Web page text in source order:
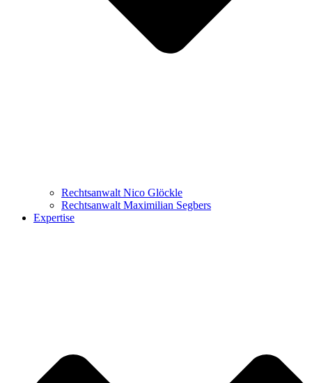
Rechtsanwalt Nico Glöckle
Rechtsanwalt Maximilian Segbers
Expertise